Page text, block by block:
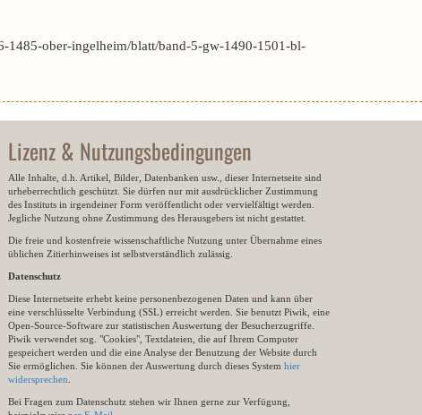
1485-ober-ingelheim/blatt/band-5-gw-1490-1501-bl-
Lizenz & Nutzungsbedingungen
Alle Inhalte, d.h. Artikel, Bilder, Datenbanken usw., dieser Internetseite sind
urheberrechtlich geschützt. Sie dürfen nur mit ausdrücklicher Zustimmung
des Instituts in irgendeiner Form veröffentlicht oder vervielfältigt werden.
Jegliche Nutzung ohne Zustimmung des Herausgebers ist nicht gestattet.
Die freie und kostenfreie wissenschaftliche Nutzung unter Übernahme eines
üblichen Zitierhinweises ist selbstverständlich zulässig.
Datenschutz
Diese Internetseite erhebt keine personenbezogenen Daten und kann über
eine verschlüsselte Verbindung (SSL) erreicht werden. Sie benutzt Piwik, eine
Open-Source-Software zur statistischen Auswertung der Besucherzugriffe.
Piwik verwendet sog. "Cookies", Textdateien, die auf Ihrem Computer
gespeichert werden und die eine Analyse der Benutzung der Website durch
Sie ermöglichen. Sie können der Auswertung durch dieses System hier
widersprechen
Bei Fragen zum Datenschutz stehen wir Ihnen gerne zur Verfügung,